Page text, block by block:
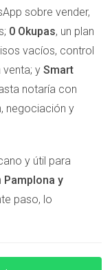
Sin Salida
para los
conlleva
Las
según la
sobre cuánto
> "La
clara." Este
sino
La
o incluso años de
a la venta
sobre vender,
0 Okupas, un plan
vacíos, control
venta; y Smart
notaría con
negociación y
y útil para
Pamplona y
paso, lo